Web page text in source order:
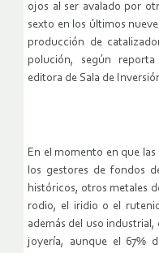
ojos al ser avalado por
sexto en los últimos
producción de
polución, según
editora de Sala de
En el momento en que
los gestores de fondos
históricos, otros metales
rodio, el iridio o el
además del uso industrial,
joyería, aunque el 67%